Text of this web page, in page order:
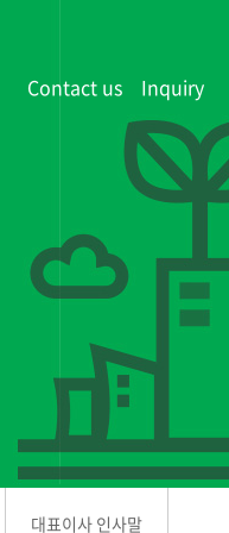
Contact us Inquiry
대표이사 인사말